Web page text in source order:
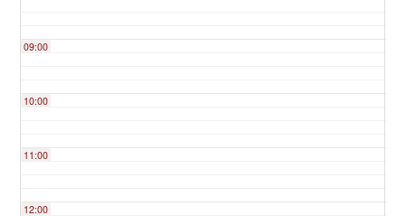
09:00
10:00
11:00
12:00